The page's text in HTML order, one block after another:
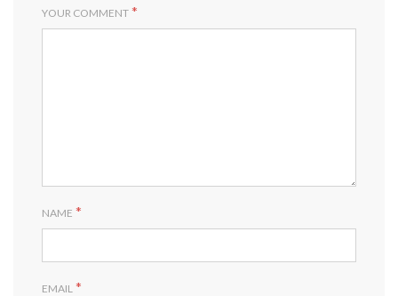
YOUR COMMENT *
NAME *
EMAIL *